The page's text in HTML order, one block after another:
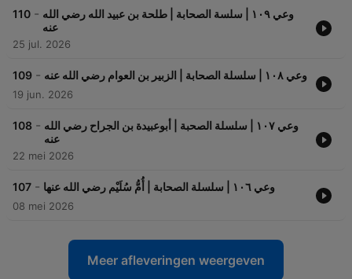
110 - وعي ١٠٩ | سلسة الصحابة | طلحة بن عبيد الله رضي الله
عنه
25 jul. 2026
109 - وعي ١٠٨ | سلسلة الصحابة | الزبير بن العوام رضي الله عنه
19 jun. 2026
108 - وعي ١٠٧ | سلسلة الصحبة | أبوعبيدة بن الجراح رضي الله
عنه
22 mei 2026
107 - وعي ١٠٦ | سلسلة الصحابة | أُمُّ سُلَيْم رضي الله عنها
08 mei 2026
Meer afleveringen weergeven